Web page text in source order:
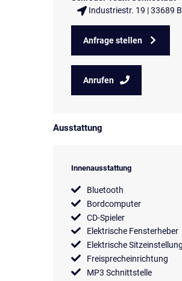
Industriestr. 19 | 33689
Anfrage stellen
Anrufen
Ausstattung
Innenausstattung
Bluetooth
Bordcomputer
CD-Spieler
Elektrische Fensterheber
Elektrische Sitzeinstellung
Freisprecheinrichtung
MP3 Schnittstelle